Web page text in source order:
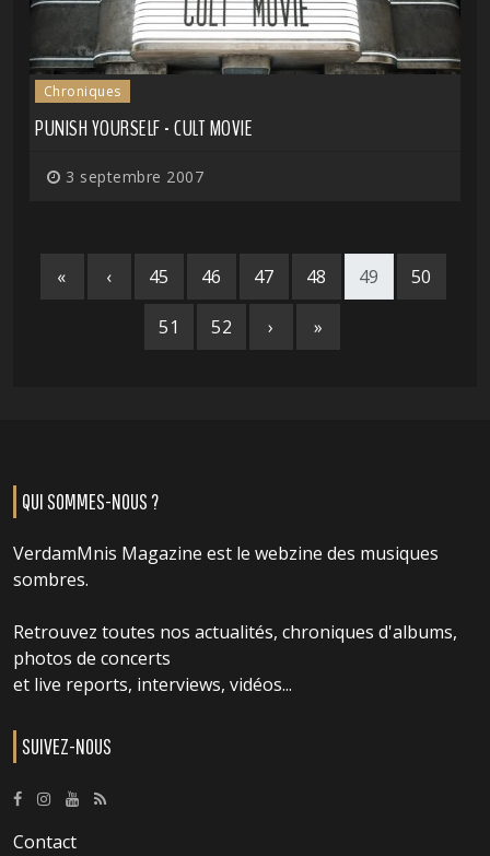
Chroniques
PUNISH YOURSELF - CULT MOVIE
3 septembre 2007
« ‹ 45 46 47 48 49 50
51 52 › »
QUI SOMMES-NOUS ?
VerdamMnis Magazine est le webzine des musiques
sombres.
Retrouvez toutes nos actualités, chroniques d'albums,
photos de concerts
et live reports, interviews, vidéos...
SUIVEZ-NOUS
Contact